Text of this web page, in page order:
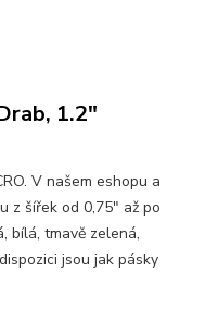
1.2"
V našem eshopu a
z šířek od 0,75" až po
bílá, tmavě zelená,
jsou jak pásky